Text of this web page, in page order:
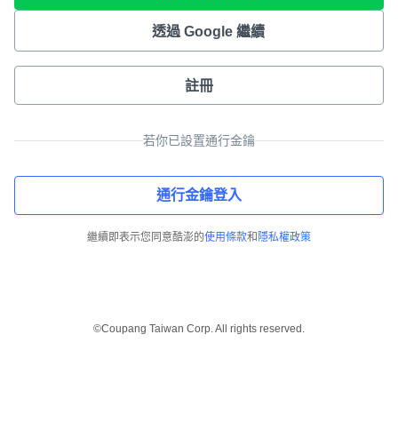
透過 Google 繼續
註冊
若你已設置通行金鑰
通行金鑰登入
繼續即表示您同意酷澎的使用條款和 隱私權政策
©Coupang Taiwan Corp. All rights reserved.